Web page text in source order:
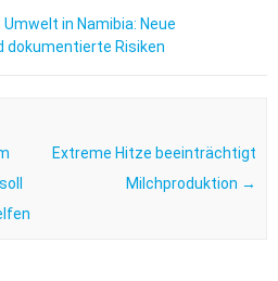
in Namibia: Neue
dokumentierte Risiken
Extreme Hitze beeinträchtigt
Milchproduktion →